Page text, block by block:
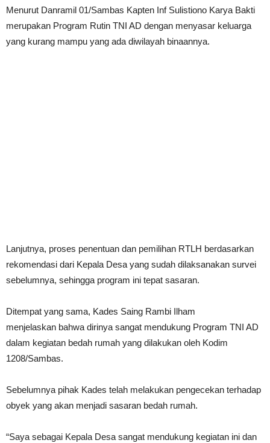
Menurut Danramil 01/Sambas Kapten Inf Sulistiono Karya Bakti
merupakan Program Rutin TNI AD dengan menyasar keluarga
yang kurang mampu yang ada diwilayah binaannya.
Lanjutnya, proses penentuan dan pemilihan RTLH berdasarkan
rekomendasi dari Kepala Desa yang sudah dilaksanakan survei
sebelumnya, sehingga program ini tepat sasaran.
Ditempat yang sama, Kades Saing Rambi Ilham
menjelaskan bahwa dirinya sangat mendukung Program TNI AD
dalam kegiatan bedah rumah yang dilakukan oleh Kodim
1208/Sambas.
Sebelumnya pihak Kades telah melakukan pengecekan terhadap
obyek yang akan menjadi sasaran bedah rumah.
“Saya sebagai Kepala Desa sangat mendukung kegiatan ini dan